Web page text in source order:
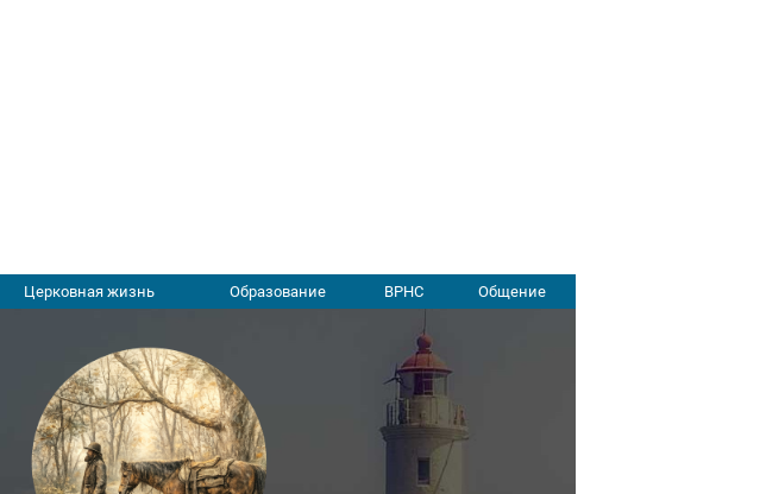
Церковная жизнь Образование ВРНС Общение